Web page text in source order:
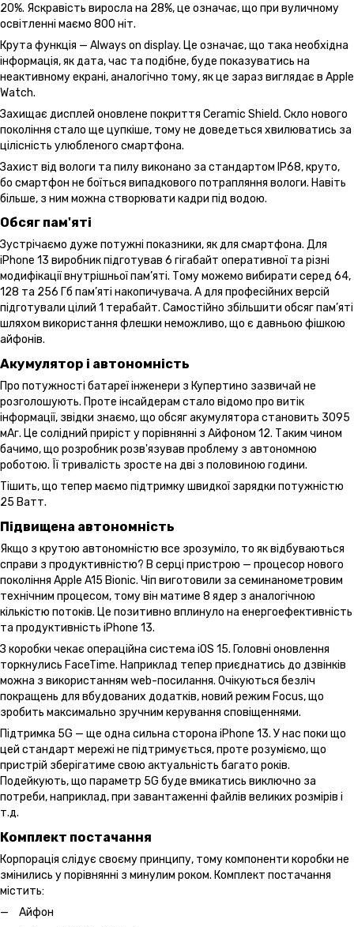
20%. Яскравість виросла на 28%, це означає, що при вуличному
освітленні маємо 800 ніт.
Крута функція — Always on display. Це означає, що така необхідна
інформація, як дата, час та подібне, буде показуватись на
неактивному екрані, аналогічно тому, як це зараз виглядає в Apple
Watch.
Захищає дисплей оновлене покриття Ceramic Shield. Скло нового
покоління стало ще цупкіше, тому не доведеться хвилюватись за
цілісність улюбленого смартфона.
Захист від вологи та пилу виконано за стандартом IP68, круто,
бо смартфон не боїться випадкового потрапляння вологи. Навіть
більше, з ним можна створювати кадри під водою.
Обсяг пам'яті
Зустрічаємо дуже потужні показники, як для смартфона. Для
iPhone 13 виробник підготував 6 гігабайт оперативної та різні
модифікації внутрішньої пам’яті. Тому можемо вибирати серед 64,
128 та 256 Гб пам’яті накопичувача. А для професійних версій
підготували цілий 1 терабайт. Самостійно збільшити обсяг пам’яті
шляхом використання флешки неможливо, що є давньою фішкою
айфонів.
Акумулятор і автономність
Про потужності батареї інженери з Купертино зазвичай не
розголошують. Проте інсайдерам стало відомо про витік
інформації, звідки знаємо, що обсяг акумулятора становить 3095
мАг. Це солідний приріст у порівнянні з Айфоном 12. Таким чином
бачимо, що розробник розв'язував проблему з автономною
роботою. Її тривалість зросте на дві з половиною години.
Тішить, що тепер маємо підтримку швидкої зарядки потужністю
25 Ватт.
Підвищена автономність
Якщо з крутою автономністю все зрозуміло, то як відбуваються
справи з продуктивністю? В серці пристрою — процесор нового
покоління Apple A15 Bionic. Чіп виготовили за семинанометровим
технічним процесом, тому він матиме 8 ядер з аналогічною
кількістю потоків. Це позитивно вплинуло на енергоефективність
та продуктивність iPhone 13.
З коробки чекає операційна система iOS 15. Головні оновлення
торкнулись FaceTime. Наприклад тепер приєднатись до дзвінків
можна з використанням web-посилання. Очікуються безліч
покращень для вбудованих додатків, новий режим Focus, що
зробить максимально зручним керування сповіщеннями.
Підтримка 5G — ще одна сильна сторона iPhone 13. У нас поки що
цей стандарт мережі не підтримується, проте розуміємо, що
пристрій зберігатиме свою актуальність багато років.
Подейкують, що параметр 5G буде вмикатись виключно за
потреби, наприклад, при завантаженні файлів великих розмірів і
т.д.
Комплект постачання
Корпорація слідує своєму принципу, тому компоненти коробки не
змінились у порівнянні з минулим роком. Комплект постачання
містить:
Айфон